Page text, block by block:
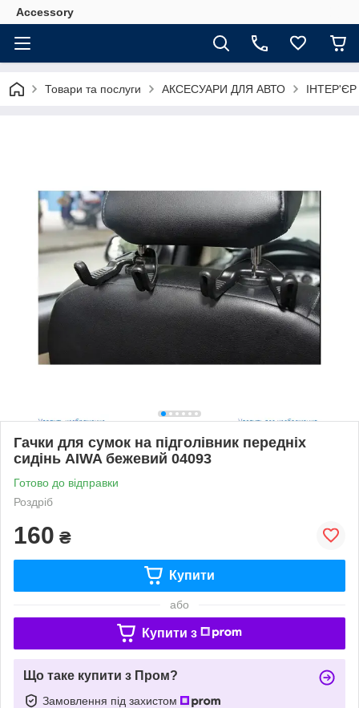
Accessory
Товари та послуги АКСЕСУАРИ ДЛЯ АВТО
Гачки для сумок на підголівник передніх
сидінь AIWA бежевий 04093
Готово до відправки
Роздріб
160 ₴
Купити
або
Купити з
Що таке купити з Пром?
Замовлення під захистом